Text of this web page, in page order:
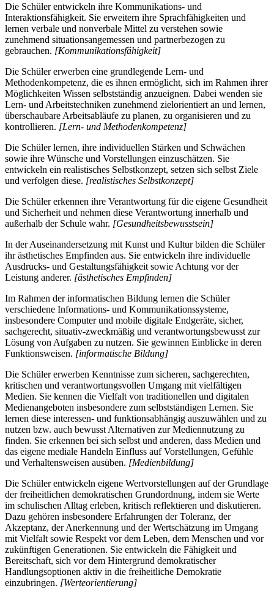
Die Schüler entwickeln ihre Kommunikations- und
Interaktionsfähigkeit. Sie erweitern ihre Sprachfähigkeiten und
lernen verbale und nonverbale Mittel zu verstehen sowie
zunehmend situationsangemessen und partnerbezogen zu
gebrauchen. [Kommunikationsfähigkeit]
Die Schüler erwerben eine grundlegende Lern- und
Methodenkompetenz, die es ihnen ermöglicht, sich im Rahmen ihrer
Möglichkeiten Wissen selbstständig anzueignen. Dabei wenden sie
Lern- und Arbeitstechniken zunehmend zielorientiert an und lernen,
überschaubare Arbeitsabläufe zu planen, zu organisieren und zu
kontrollieren. [Lern- und Methodenkompetenz]
Die Schüler lernen, ihre individuellen Stärken und Schwächen
sowie ihre Wünsche und Vorstellungen einzuschätzen. Sie
entwickeln ein realistisches Selbstkonzept, setzen sich selbst Ziele
und verfolgen diese. [realistisches Selbstkonzept]
Die Schüler erkennen ihre Verantwortung für die eigene Gesundheit
und Sicherheit und nehmen diese Verantwortung innerhalb und
außerhalb der Schule wahr. [Gesundheitsbewusstsein]
In der Auseinandersetzung mit Kunst und Kultur bilden die Schüler
ihr ästhetisches Empfinden aus. Sie entwickeln ihre individuelle
Ausdrucks- und Gestaltungsfähigkeit sowie Achtung vor der
Leistung anderer. [ästhetisches Empfinden]
Im Rahmen der informatischen Bildung lernen die Schüler
verschiedene Informations- und Kommunikationssysteme,
insbesondere Computer und mobile digitale Endgeräte, sicher,
sachgerecht, situativ-zweckmäßig und verantwortungsbewusst zur
Lösung von Aufgaben zu nutzen. Sie gewinnen Einblicke in deren
Funktionsweisen. [informatische Bildung]
Die Schüler erwerben Kenntnisse zum sicheren, sachgerechten,
kritischen und verantwortungsvollen Umgang mit vielfältigen
Medien. Sie kennen die Vielfalt von traditionellen und digitalen
Medienangeboten insbesondere zum selbstständigen Lernen. Sie
lernen diese interessen- und funktionsabhängig auszuwählen und zu
nutzen bzw. auch bewusst Alternativen zur Mediennutzung zu
finden. Sie erkennen bei sich selbst und anderen, dass Medien und
das eigene mediale Handeln Einfluss auf Vorstellungen, Gefühle
und Verhaltensweisen ausüben. [Medienbildung]
Die Schüler entwickeln eigene Wertvorstellungen auf der Grundlage
der freiheitlichen demokratischen Grundordnung, indem sie Werte
im schulischen Alltag erleben, kritisch reflektieren und diskutieren.
Dazu gehören insbesondere Erfahrungen der Toleranz, der
Akzeptanz, der Anerkennung und der Wertschätzung im Umgang
mit Vielfalt sowie Respekt vor dem Leben, dem Menschen und vor
zukünftigen Generationen. Sie entwickeln die Fähigkeit und
Bereitschaft, sich vor dem Hintergrund demokratischer
Handlungsoptionen aktiv in die freiheitliche Demokratie
einzubringen. [Werteorientierung]